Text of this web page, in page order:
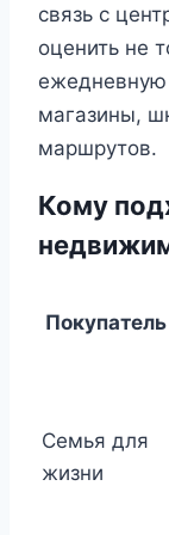
связь с
оценить не
ежедневную
магазины,
маршрутов.
Кому
Покупатель
Семья для
жизни